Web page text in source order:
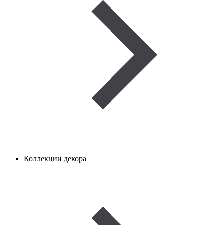
Коллекции декора